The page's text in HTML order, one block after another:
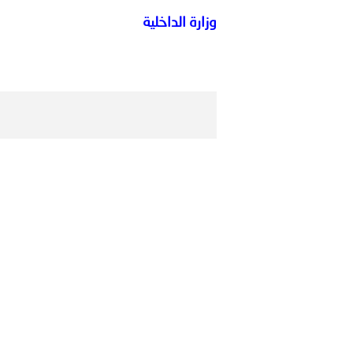
بيان صادر عن الأمانة
وزارة الداخلية